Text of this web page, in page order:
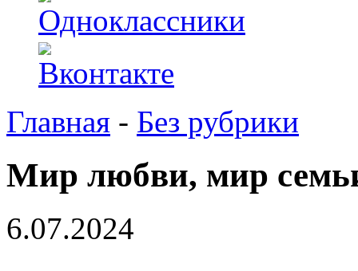
Главная - Без рубрики
Мир любви, мир
6.07.2024